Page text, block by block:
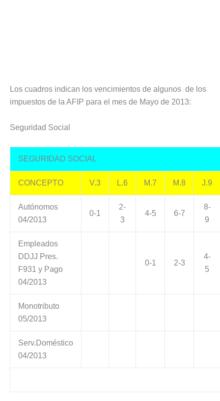
Los cuadros indican los vencimientos de algunos de los
impuestos de la AFIP para el mes de Mayo de 2013:
Seguridad Social
SEGURIDAD SOCIAL
CONCEPTO V.3 L.6 M.7 M.8 J.9
Autónomos
04/2013
0-1
2-
3
4-5 6-7
8-
9
Empleados
DDJJ Pres.
F931 y Pago
04/2013
0-1 2-3
4-
5
Monotributo
05/2013
Serv.Doméstico
04/2013